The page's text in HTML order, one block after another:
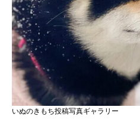
いぬのきもち投稿写真ギャラリー